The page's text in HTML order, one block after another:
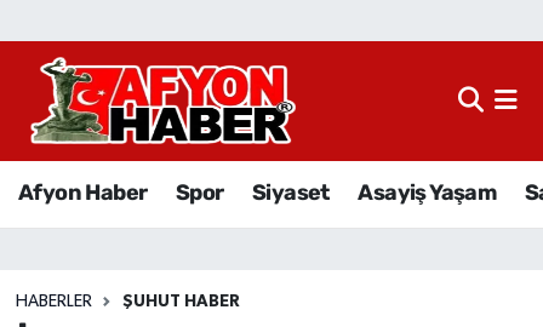
Afyon Haber Spor Siyaset Asayiş Yaşam
HABERLER ŞUHUT HABER
Afyon Haber